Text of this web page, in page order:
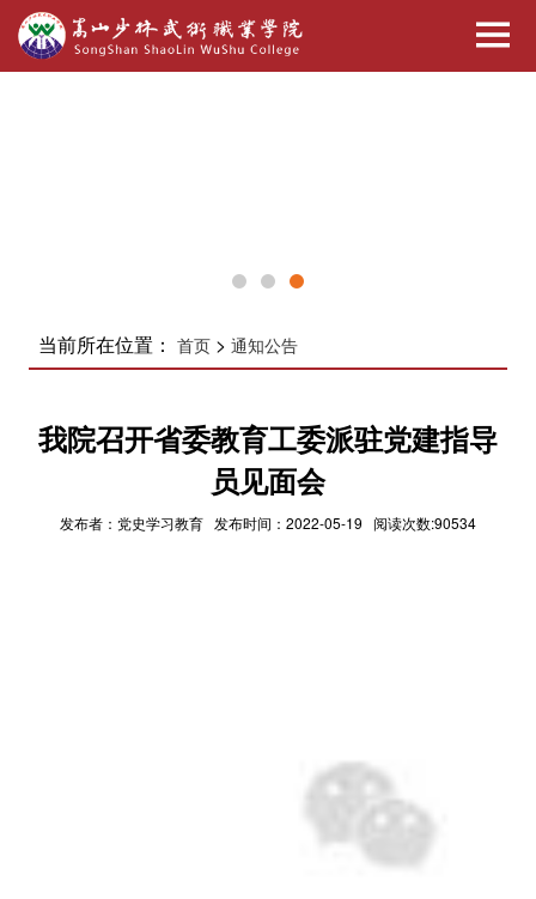
当前所在位置： 首页> 通知公告
我院召开省委教育工委派驻党建指导
员见面会
发布者：党史学习教育 发布时间：2022-05-19 阅读次数:90534